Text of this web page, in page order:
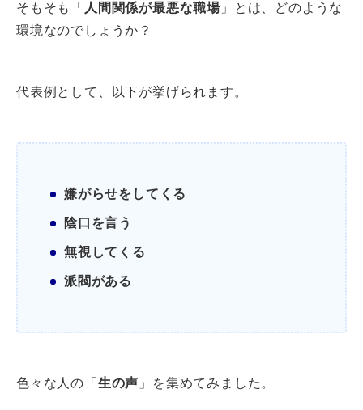
そもそも「 人間関係が最悪な職場 」とは、どのような
環境なのでしょうか？
代表例として、以下が挙げられます。
嫌がらせをしてくる
陰口を言う
無視してくる
派閥がある
色々な人の「 生の声 」を集めてみました。